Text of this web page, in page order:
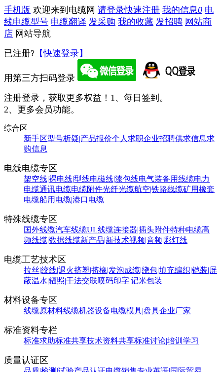
手机版 欢迎来到电缆网 请登录快速注册 我的信息0 电
线电缆型号 电缆翻译 发采购 我的收藏 发招聘 网站商
店 网站导航
已注册? 【快速登录】
用第三方扫码登录
注册登录，获取更多权益！ 1、每日签到。
2、更多会员功能。
综合区
新手区型号析疑|产品报价个人求职企业招聘供求信息求
购信息
电线电缆专区
架空线|裸电线|型线电磁线|漆包线电气装备用线缆电力
电缆通讯电缆电缆附件光纤光缆航空|铁路线缆矿用橡套
电缆船用电缆|港口电缆
特殊线缆专区
国外线缆汽车线缆UL线缆连接器|插头附件特种电缆高
频线缆|数据线缆新产品|新技术视频|音频|彩灯线
电缆工艺技术区
拉丝|绞线|退火挤塑|挤橡|发泡成缆|绕包|填充编织|铠装|屏
蔽温水|辐照|干法交联喷码印字|记米包装
材料设备专区
线缆原材料线缆机器设备电缆模具|盘具企业厂家
标准资料专栏
标准求助标准共享技术资料共享标准讨论|培训学习
质量认证区